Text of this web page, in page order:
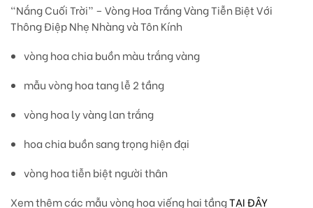
“Nắng Cuối Trời” – Vòng Hoa Trắng Vàng Tiễn Biệt Với
Thông Điệp Nhẹ Nhàng và Tôn Kính
vòng hoa chia buồn màu trắng vàng
mẫu vòng hoa tang lễ 2 tầng
vòng hoa ly vàng lan trắng
hoa chia buồn sang trọng hiện đại
vòng hoa tiễn biệt người thân
Xem thêm các mẫu vòng hoa viếng hai tầngTẠI ĐÂY